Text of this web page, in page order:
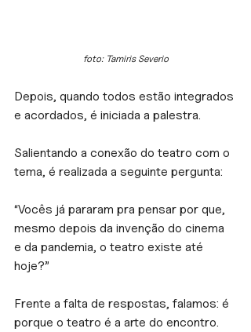
foto: Tamiris Severio
Depois, quando todos estão integrados
e acordados, é iniciada a palestra.
Salientando a conexão do teatro com o
tema, é realizada a seguinte pergunta:
“Vocês já pararam pra pensar por que,
mesmo depois da invenção do cinema
e da pandemia, o teatro existe até
hoje?”
Frente a falta de respostas, falamos: é
porque o teatro é a arte do encontro.